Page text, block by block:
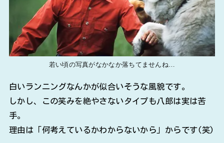
若い頃の写真がなかなか落ちてませんね…
白いランニングなんかが似合いそうな風貌です。
しかし、この笑みを絶やさないタイプも八郎は実は苦
手。
理由は「何考えているかわからないから」からです(笑)